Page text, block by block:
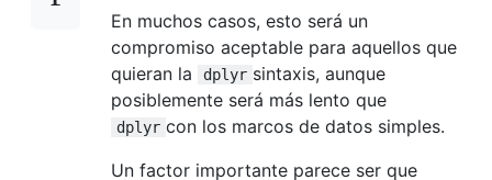
En muchos casos, esto será un
compromiso aceptable para aquellos que
quieran la
dplyr sintaxis, aunque
posiblemente será más lento que
dplyr con los marcos de datos simples.
Un factor importante parece ser que